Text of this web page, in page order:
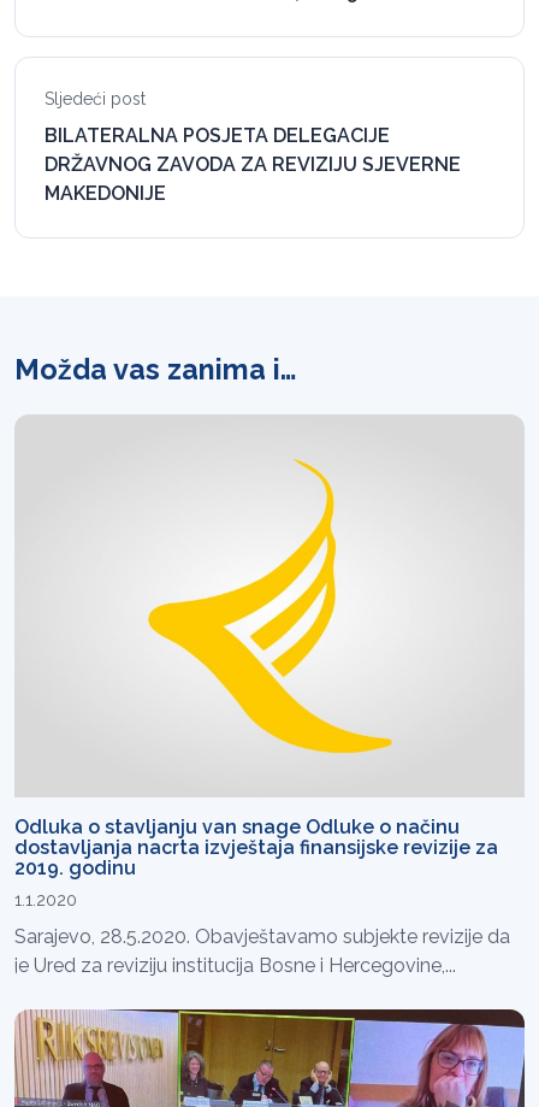
Sljedeći post
BILATERALNA POSJETA DELEGACIJE
DRŽAVNOG ZAVODA ZA REVIZIJU SJEVERNE
MAKEDONIJE
Možda vas zanima i…
Odluka o stavljanju van snage Odluke o načinu
dostavljanja nacrta izvještaja finansijske revizije za
2019. godinu
1.1.2020
Sarajevo, 28.5.2020. Obavještavamo subjekte revizije da
je Ured za reviziju institucija Bosne i Hercegovine,...